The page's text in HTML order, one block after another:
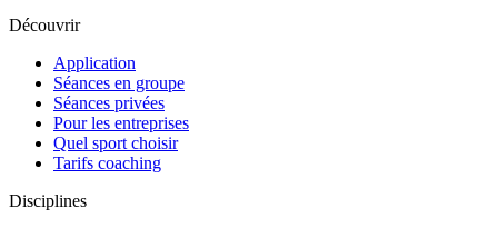
Découvrir
Application
Séances en groupe
Séances privées
Pour les entreprises
Quel sport choisir
Tarifs coaching
Disciplines